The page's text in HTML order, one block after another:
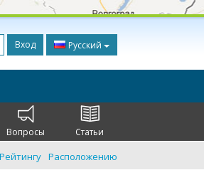
Вход Русский
Вопросы Статьи
Рейтингу Расположению